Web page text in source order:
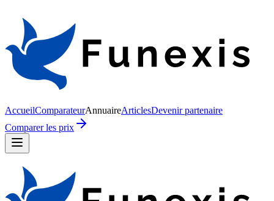
AccueilComparateurAnnuaireArticlesDevenir partenaire
Comparer les prix